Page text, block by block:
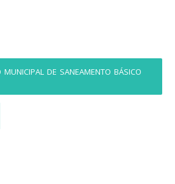
MUNICIPAL DE SANEAMENTO BÁSICO